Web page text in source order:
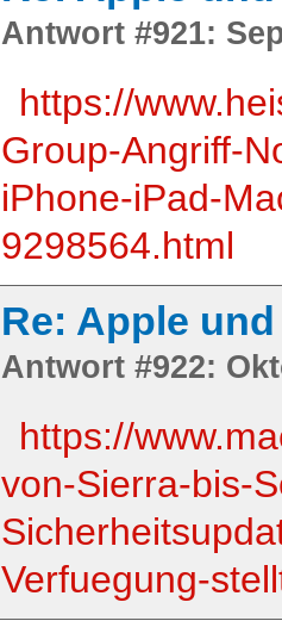
Antwort #921:
https://
Group-Angriff-
iPhone-iPad-
9298564.html
Re: Apple
Antwort #922:
https://
von-Sierra-bis-
Verfuegung-